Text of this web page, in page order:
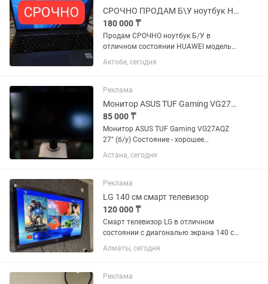
СРОЧНО ПРОДАМ Б\У ноутбук HUAWEI модель MCLF-X. Matebook
180 000 ₸
Продам СРОЧНО ноутбук Б/У в
отличном состоянии HUAWEI модель
MCLF-X. Matebook D16. CPU: Intel i5-
12450H ROM: 512 ГБ SSD RAM: 8 ГБ.
космический серый.
Актобе, сегодня
Реклама
Монитор ASUS TUF Gaming VG27AQZ 27 (б/у)
85 000 ₸
Монитор ASUS TUF Gaming VG27AQZ
27" (б/у) Состояние - хорошее
(присутствуют следы эксплуатации,
небольшие царапины), комплект
пользовании 3,5 года Модель - ASUS...
Астана, сегодня
Реклама
LG 140 см смарт телевизор
120 000 ₸
Смарт телевизор LG в отличном
состоянии с диагональю экрана 140 см
(55 дюймов). Встроенный цифровой
тюнер с 25 бесплатными каналами.
Алматы, сегодня
Реклама